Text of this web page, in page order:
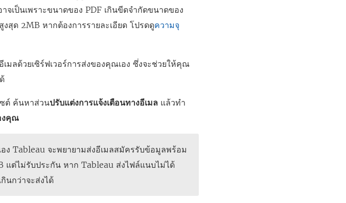
เป็นเพราะขนาดของ PDF เกินขีดจำกัดขนาดของ
สุด 2MB หากต้องการรายละเอียด โปรดดูความจุ
มลด้วยเซิร์ฟเวอร์การส่งของคุณเอง ซึ่งจะช่วยให้คุณ
ซต์ ค้นหาส่วนปรับแต่งการแจ้งเตือนทางอีเมล แล้วทำ
งคุณ
ง Tableau จะพยายามส่งอีเมลสมัครรับข้อมูลพร้อม
ต่ไม่รับประกัน หาก Tableau ส่งไฟล์แนบไม่ได้
นกว่าจะส่งได้